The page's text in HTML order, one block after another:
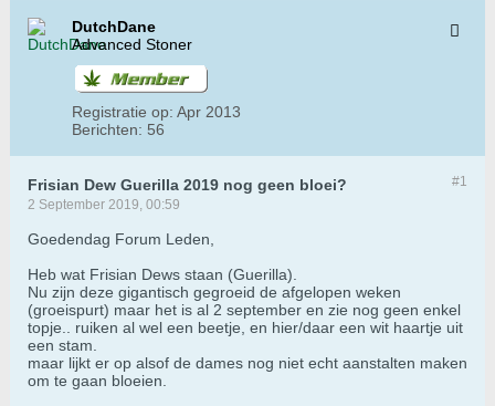
DutchDane
Advanced Stoner
Registratie op: Apr 2013
Berichten: 56
#1
Frisian Dew Guerilla 2019 nog geen bloei?
2 September 2019, 00:59
Goedendag Forum Leden,
Heb wat Frisian Dews staan (Guerilla).
Nu zijn deze gigantisch gegroeid de afgelopen weken
(groeispurt) maar het is al 2 september en zie nog geen enkel
topje.. ruiken al wel een beetje, en hier/daar een wit haartje uit
een stam.
maar lijkt er op alsof de dames nog niet echt aanstalten maken
om te gaan bloeien.